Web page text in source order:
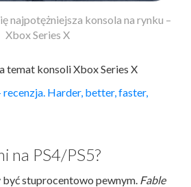
najpotężniejsza konsola na rynku –
Xbox Series X
temat konsoli Xbox Series X
recenzja. Harder, better, faster,
na PS4/PS5?
stuprocentowo pewnym. Fable